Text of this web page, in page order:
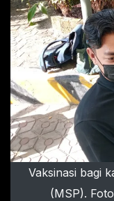
Vaksinasi bagi
(MSP).